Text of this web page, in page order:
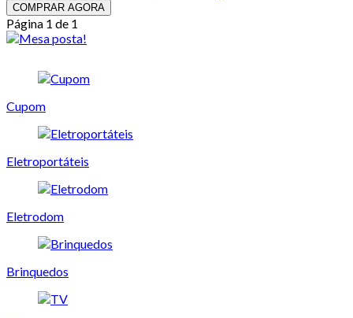
COMPRAR AGORA
Página 1 de 1
Cupom
Eletroportáteis
Eletrodom
Brinquedos